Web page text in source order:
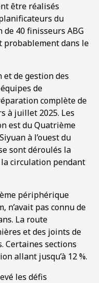
être réalisés
du
40 finisseurs ABG
probablement dans le
et de gestion des
de
complète de
à juillet 2025. Les
est du Quatrième
à l’ouest du
sont déroulés la
circulation pendant
périphérique
n’avait pas connu de
La route
et des joints de
Certaines sections
allant jusqu’à 12 %.
les défis